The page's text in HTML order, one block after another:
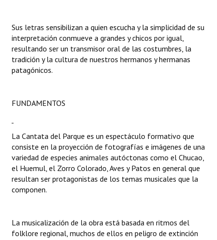
Resoluciones
Resoluciones de Presidencia
INSTITUCIONAL
Registros y Distinciones
Datos Históricos
Premio al Mérito - Registro
Audiencias Públicas - Registro
Periodistas Decanos - Registro
Sus letras sensibilizan a quien escucha y la simplicidad de su
interpretación conmueve a grandes y chicos por igual,
resultando ser un transmisor oral de las costumbres, la
tradición y la cultura de nuestros hermanos y hermanas
patagónicos.
FUNDAMENTOS
La Cantata del Parque es un espectáculo formativo que
consiste en la proyección de fotografías e imágenes de una
variedad de especies animales autóctonas como el Chucao,
el Huemul, el Zorro Colorado, Aves y Patos en general que
resultan ser protagonistas de los temas musicales que la
componen.
La musicalización de la obra está basada en ritmos del
folklore regional, muchos de ellos en peligro de extinción